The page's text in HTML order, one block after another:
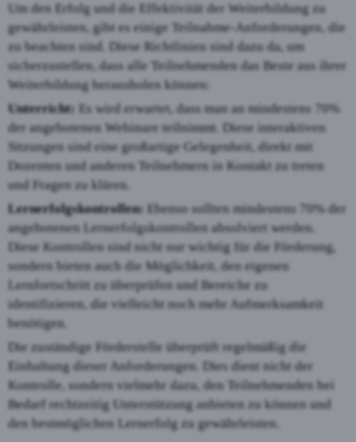
Um den Erfolg und die Effektivität der Weiterbildung zu
gewährleisten, gibt es einige Teilnahme-Anforderungen, die
zu beachten sind. Diese Richtlinien sind dazu da, um
sicherzustellen, dass alle Teilnehmenden das Beste aus ihrer
Weiterbildung herausholen können:
Unterricht:
Es wird erwartet, dass man an mindestens 70%
der angebotenen Webinare teilnimmt. Diese interaktiven
Sitzungen sind eine großartige Gelegenheit, direkt mit
Dozenten und anderen Teilnehmern in Kontakt zu treten
und Fragen zu klären.
Lernerfolgskontrollen:
Ebenso sollten mindestens 70% der
angebotenen Lernerfolgskontrollen absolviert werden.
Diese Kontrollen sind nicht nur wichtig für die Förderung,
sondern bieten auch die Möglichkeit, den eigenen
Lernfortschritt zu überprüfen und Bereiche zu
identifizieren, die vielleicht noch mehr Aufmerksamkeit
benötigen.
Die zuständige Förderstelle überprüft regelmäßig die
Einhaltung dieser Anforderungen. Dies dient nicht der
Kontrolle, sondern vielmehr dazu, den Teilnehmenden bei
Bedarf rechtzeitig Unterstützung anbieten zu können und
den bestmöglichen Lernerfolg zu gewährleisten.